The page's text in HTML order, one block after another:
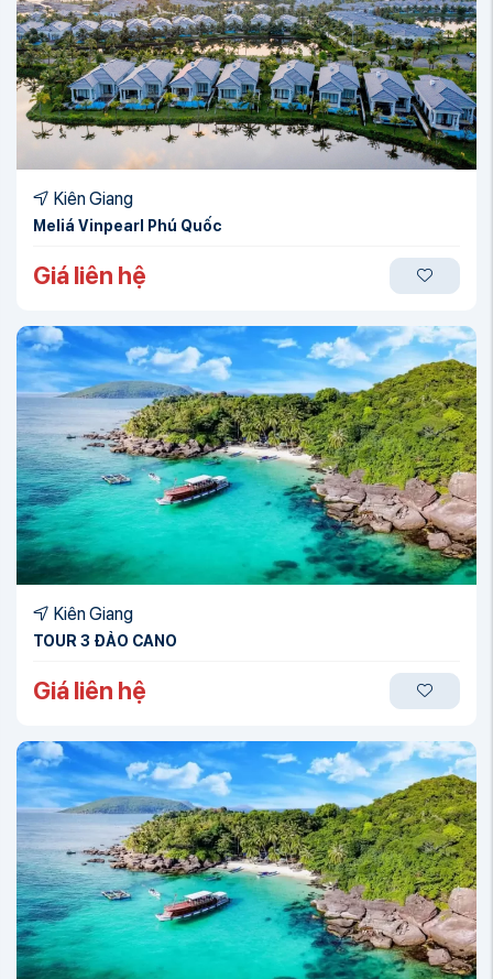
Kiên Giang
Meliá Vinpearl Phú Quốc
Giá liên hệ
Kiên Giang
TOUR 3 ĐẢO CANO
Giá liên hệ